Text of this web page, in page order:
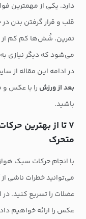
دارد. یکی از مهمترین
قلب و قرار گرفتن بدن
تمرین، شُش‌ها کم کم
می‌شود که دیگر نیازی
در ادامه این مقاله از
بعد از ورزش
باشید.
۷ تا از بهترین
متحرک
با انجام حرکات سبک
می‌توانید خطرات ناشی
عضلات را تسریع کنید.
عکس را ارائه خواهیم